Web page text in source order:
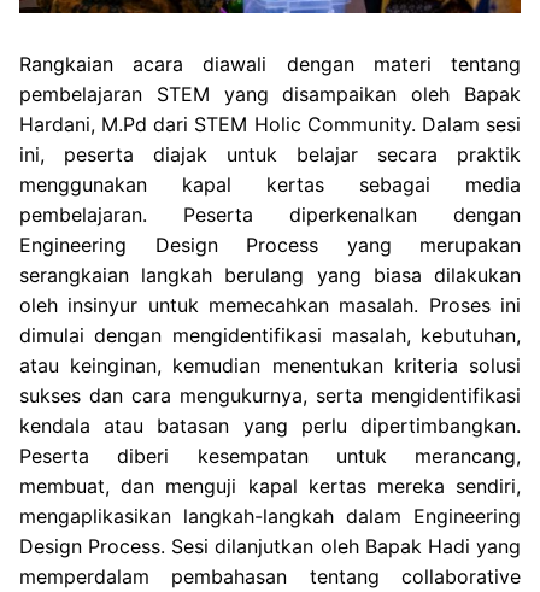
Rangkaian acara diawali dengan materi tentang
pembelajaran STEM yang disampaikan oleh Bapak
Hardani, M.Pd dari STEM Holic Community. Dalam sesi
ini, peserta diajak untuk belajar secara praktik
menggunakan kapal kertas sebagai media
pembelajaran. Peserta diperkenalkan dengan
Engineering Design Process yang merupakan
serangkaian langkah berulang yang biasa dilakukan
oleh insinyur untuk memecahkan masalah. Proses ini
dimulai dengan mengidentifikasi masalah, kebutuhan,
atau keinginan, kemudian menentukan kriteria solusi
sukses dan cara mengukurnya, serta mengidentifikasi
kendala atau batasan yang perlu dipertimbangkan.
Peserta diberi kesempatan untuk merancang,
membuat, dan menguji kapal kertas mereka sendiri,
mengaplikasikan langkah-langkah dalam Engineering
Design Process. Sesi dilanjutkan oleh Bapak Hadi yang
memperdalam pembahasan tentang collaborative